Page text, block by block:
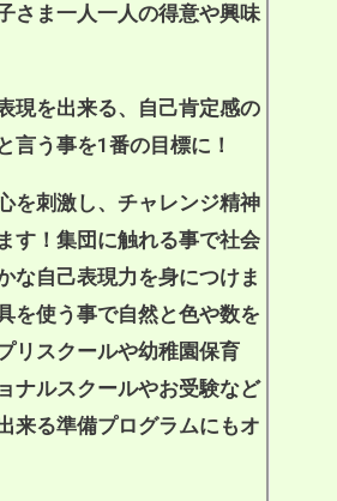
さま一人一人の得意や興味
現を出来る、自己肯定感の
言う事を1番の目標に！
を刺激し、チャレンジ精神
す！集団に触れる事で社会
な自己表現力を身につけま
を使う事で自然と色や数を
リスクールや幼稚園保育
ナルスクールやお受験など
来る準備プログラムにもオ